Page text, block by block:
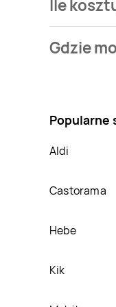
Ile
smaku tosta
Gdzie
Popularne
Aldi
Castorama
Hebe
Kik